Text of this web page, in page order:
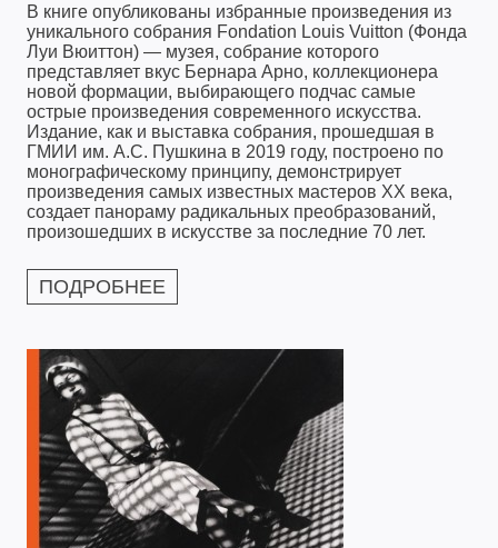
В книге опубликованы избранные произведения из
уникального собрания Fondation Louis Vuitton (Фонда
Луи Вюиттон) — музея, собрание которого
представляет вкус Бернара Арно, коллекционера
новой формации, выбирающего подчас самые
острые произведения современного искусства.
Издание, как и выставка собрания, прошедшая в
ГМИИ им. А.С. Пушкина в 2019 году, построено по
монографическому принципу, демонстрирует
произведения самых известных мастеров ХХ века,
создает панораму радикальных преобразований,
произошедших в искусстве за последние 70 лет.
ПОДРОБНЕЕ